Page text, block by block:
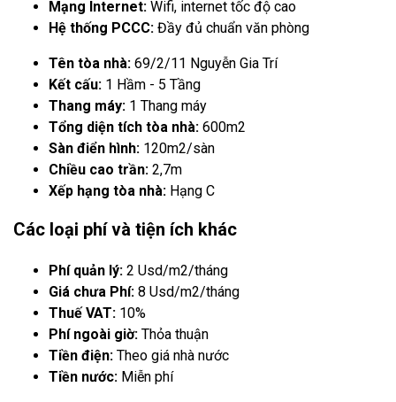
Mạng Internet: Wifi, internet tốc độ cao
Hệ thống PCCC: Đầy đủ chuẩn văn phòng
Tên tòa nhà: 69/2/11 Nguyễn Gia Trí
Kết cấu: 1 Hầm - 5 Tầng
Thang máy: 1 Thang máy
Tổng diện tích tòa nhà: 600m2
Sàn điển hình: 120m2/sàn
Chiều cao trần: 2,7m
Xếp hạng tòa nhà: Hạng C
Các loại phí và tiện ích khác
Phí quản lý: 2 Usd/m2/tháng
Giá chưa Phí: 8 Usd/m2/tháng
Thuế VAT: 10%
Phí ngoài giờ: Thỏa thuận
Tiền điện: Theo giá nhà nước
Tiền nước: Miễn phí